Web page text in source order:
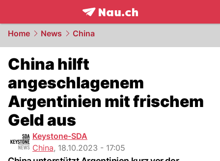
frontpage.NAU.ch
Home News China
China hilft
angeschlagenem
Argentinien mit frischem
Geld aus
Keystone-SDA
China, 18.10.2023 - 17:05